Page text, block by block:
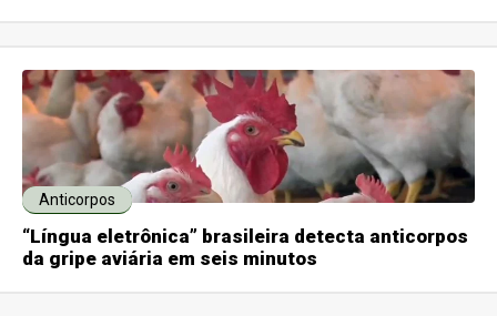
Anticorpos
“Língua eletrônica” brasileira detecta anticorpos
da gripe aviária em seis minutos